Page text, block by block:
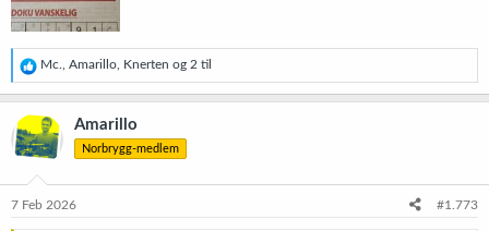
R
e
a
k
s
j
e
Mc. Amarillo Knerten og 2 til
Amarillo
Norbrygg-medlem
7 Feb 2026 #1.773